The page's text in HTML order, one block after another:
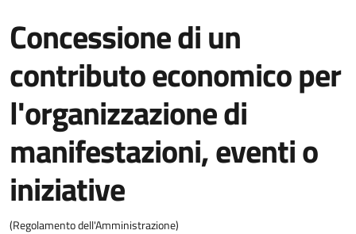
Concessione di un
contributo economico per
l'organizzazione di
manifestazioni, eventi o
iniziative
(Regolamento dell'Amministrazione)